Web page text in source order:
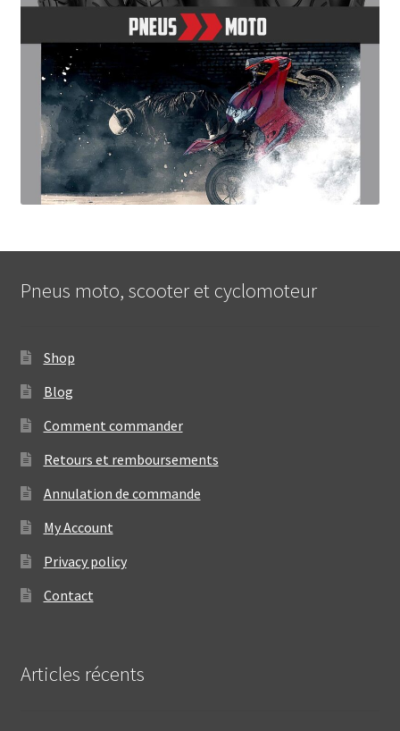
Pneus moto, scooter et cyclomoteur
Shop
Blog
Comment commander
Retours et remboursements
Annulation de commande
My Account
Privacy policy
Contact
Articles récents